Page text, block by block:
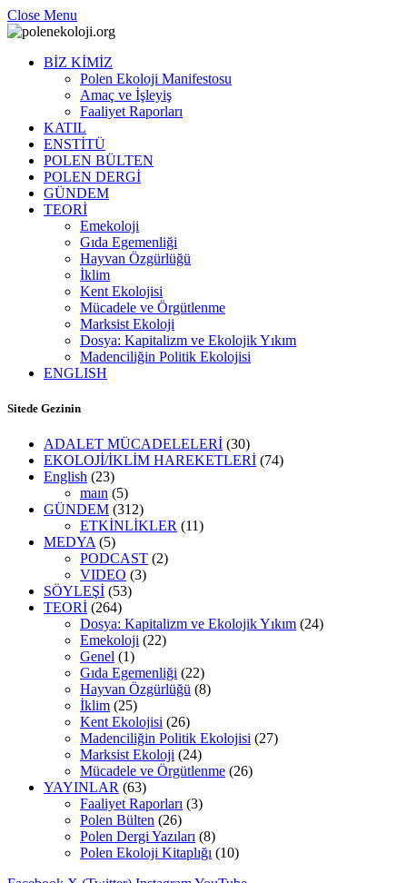
Close Menu
BİZ KİMİZ
Polen Ekoloji Manifestosu
Amaç ve İşleyiş
Faaliyet Raporları
KATIL
ENSTİTÜ
POLEN BÜLTEN
POLEN DERGİ
GÜNDEM
TEORİ
Emekoloji
Gıda Egemenliği
Hayvan Özgürlüğü
İklim
Kent Ekolojisi
Mücadele ve Örgütlenme
Marksist Ekoloji
Dosya: Kapitalizm ve Ekolojik Yıkım
Madenciliğin Politik Ekolojisi
ENGLISH
Sitede Gezinin
ADALET MÜCADELELERİ (30)
EKOLOJİ/İKLİM HAREKETLERİ (74)
English (23)
maın (5)
GÜNDEM (312)
ETKİNLİKLER (11)
MEDYA (5)
PODCAST (2)
VIDEO (3)
SÖYLEŞİ (53)
TEORİ (264)
Dosya: Kapitalizm ve Ekolojik Yıkım (24)
Emekoloji (22)
Genel (1)
Gıda Egemenliği (22)
Hayvan Özgürlüğü (8)
İklim (25)
Kent Ekolojisi (26)
Madenciliğin Politik Ekolojisi (27)
Marksist Ekoloji (24)
Mücadele ve Örgütlenme (26)
YAYINLAR (63)
Faaliyet Raporları (3)
Polen Bülten (26)
Polen Dergi Yazıları (8)
Polen Ekoloji Kitaplığı (10)